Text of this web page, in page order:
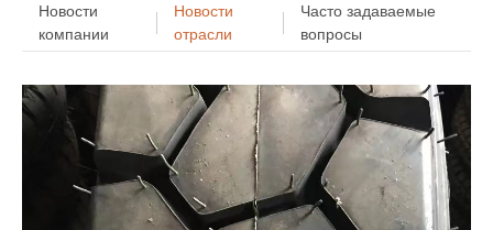
Новости
компании
Новости
отрасли
Часто задаваемые
вопросы